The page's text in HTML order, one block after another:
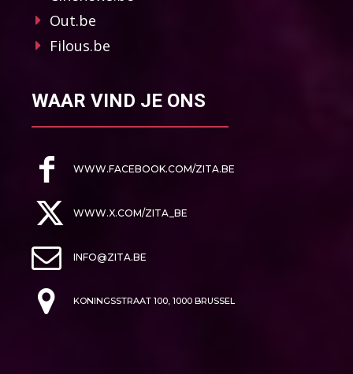
Out.be
Filous.be
WAAR VIND JE ONS
WWW.FACEBOOK.COM/ZITA.BE
WWW.X.COM/ZITA_BE
INFO@ZITA.BE
KONINGSSTRAAT 100, 1000 BRUSSEL